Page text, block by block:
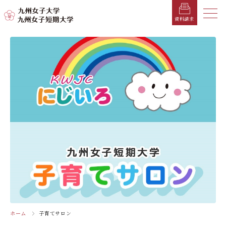
資料請求 メニ
メ
を
閉
る
受験生の方へ
在学生の方へ
企業・一般の方へ
教職員の方へ
教員検索
お知らせ
学長メッセージ
組織・教員数・学生数
学歌
採用情報
九州女子大学
人間科学部
児童・幼児教育学科（旧 人間発達学科 人間発達
学専攻）
九州女子短期大学
専攻科
子ども健康学専攻
教員検索
キャンパスカレンダー
学友会（サークル紹介）
大学イベント
学生サポート
就職活動年間スケジュール
就職に強いKYUJO
免許・資格一覧
K-CIP
北九州市の企業情報・求人情報
入学試験要項・提出書類
デジタルパンフレット
入学定員・選抜区分別募集定員
入学試験問題
オープンキャンパス
資料請求
施設・設備360°ストリートビュー
ホーム 子育てサロン